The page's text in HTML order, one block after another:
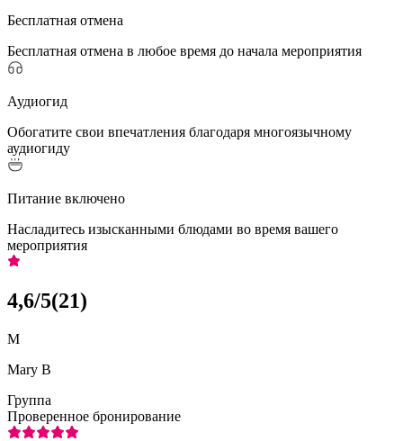
Бесплатная отмена
Бесплатная отмена в любое время до начала мероприятия
Аудиогид
Обогатите свои впечатления благодаря многоязычному
аудиогиду
Питание включено
Насладитесь изысканными блюдами во время вашего
мероприятия
4,6/5(21)
M
Mary B
Группа
Проверенное бронирование